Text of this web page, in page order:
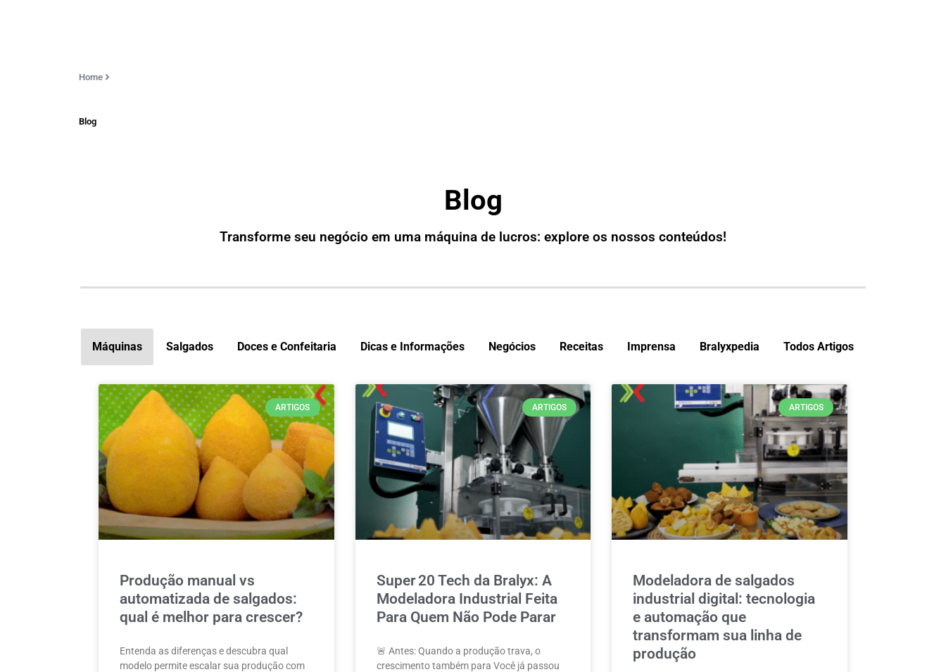
Home
Blog
Blog
Transforme seu negócio em uma máquina de lucros: explore os nossos conteúdos!
Máquinas Salgados Doces e Confeitaria Dicas e Informações Negócios Receitas Imprensa Bralyxpedia Todos Artigos
ARTIGOS
Produção manual vs
automatizada de salgados:
qual é melhor para crescer?
Entenda as diferenças e descubra qual
modelo permite escalar sua produção com
ARTIGOS
Super 20 Tech da Bralyx: A
Modeladora Industrial Feita
Para Quem Não Pode Parar
🚨 Antes: Quando a produção trava, o
crescimento também para Você já passou
ARTIGOS
Modeladora de salgados
industrial digital: tecnologia
e automação que
transformam sua linha de
produção